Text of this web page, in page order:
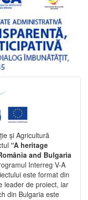
și Agricultură
“A heritage
and Bulgaria
Interreg V-A
este format din
leader de proiect, iar
din Bulgaria este